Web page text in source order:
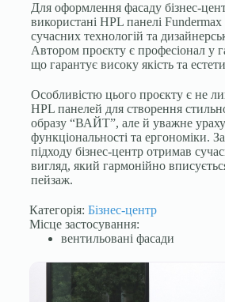
Для оформлення фасаду бізнес-
використані HPL панелі
сучасних технологій та
Автором проєкту є професіонал у
що гарантує високу якість та
Особливістю цього проєкту є не
HPL панелей для створення
образу “ВАЙТ”, але й уважне
функціональності та ергономіки.
підходу бізнес-центр отримав
вигляд, який гармонійно
пейзаж.
Категорія: Бізнес-центр
Місце застосування:
вентильовані фасади